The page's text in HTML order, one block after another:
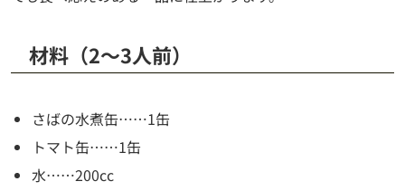
材料（2〜3人前）
さばの水煮缶……1缶
トマト缶……1缶
水……200cc